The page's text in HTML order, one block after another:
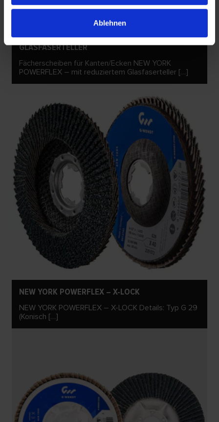
Ablehnen
NEW YORK POWERFLEX – MIT REDUZIERTEM
GLASFASERTELLER
Fächerscheiben für Kanten/Ecken NEW YORK
POWERFLEX – mit reduziertem Glasfaserteller […]
NEW YORK POWERFLEX – X-LOCK
NEW YORK POWERFLEX – X-LOCK Details: Typ G 29
(Konisch […]